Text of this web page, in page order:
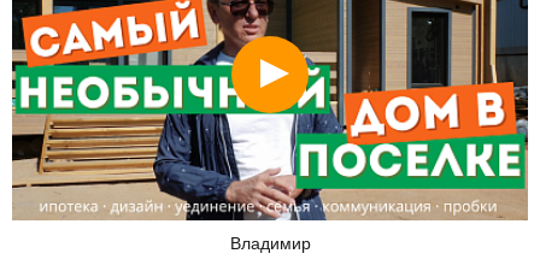
Смотреть
Владимир